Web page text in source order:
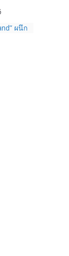
ผนึก